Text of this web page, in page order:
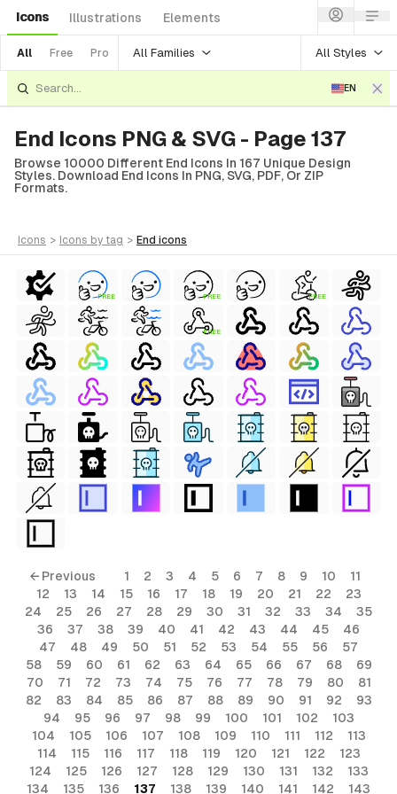
Icons Illustrations Elements
All Free Pro All Families All Styles
EN
End Icons PNG & SVG - Page 137
Browse 10000 Different End Icons In 167 Unique Design
Styles. Download End Icons In PNG, SVG, PDF, Or ZIP
Formats.
icons > icons by tag > end icons
FREE FREE FREE
FREE
← Previous 1 2 3 4 5 6 7 8 9 10
11
12
13 14 15 16 17 18 19 20 21 22
23
24
25 26 27 28 29 30 31 32 33 34
35
36
37 38 39 40 41 42 43 44 45
46
47
48 49 50 51 52 53 54 55 56
57
58
59 60 61 62 63 64 65 66 67 68
69
70
71 72 73 74 75 76 77 78 79 80
81
82
83 84 85 86 87 88 89 90 91 92
93
94
95 96 97 98 99 100 101 102
103
104
105 106 107 108 109 110 111 112
113
114
115 116 117 118 119 120 121 122
123
124
125 126 127 128 129 130 131 132
133
134
135 136 137 138 139 140 141 142 143